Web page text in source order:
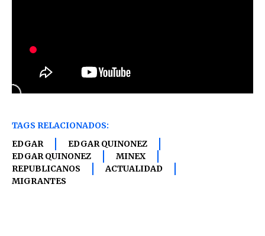
TAGS RELACIONADOS:
EDGAR
EDGAR QUINONEZ
EDGAR QUINONEZ
MINEX
REPUBLICANOS
ACTUALIDAD
MIGRANTES